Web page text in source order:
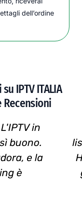
dell’ordine
IPTV ITALIA
Recensioni
in
buono.
e la
è